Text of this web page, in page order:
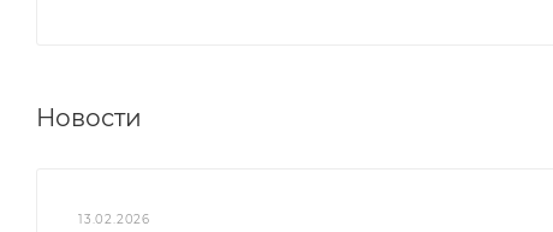
Новости
13.02.2026